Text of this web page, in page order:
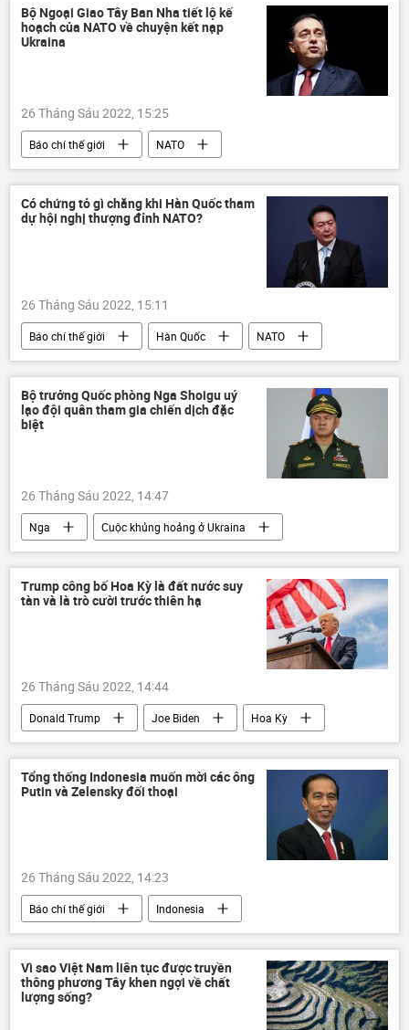
doanh nghiệp
Bộ Ngoại Giao Tây Ban Nha tiết lộ kế
hoạch của NATO về chuyện kết nạp
Ukraina
26 Tháng Sáu 2022, 15:25
Báo chí thế giới
NATO
Cuộc khủng hoảng ở Ukraina
gia nhập
Chính trị
phương Tây
Có chứng tỏ gì chăng khi Hàn Quốc tham
dự hội nghị thượng đỉnh NATO?
26 Tháng Sáu 2022, 15:11
Báo chí thế giới Hàn Quốc
NATO
tình báo
hội nghị thượng đỉnh NATO
Bộ trưởng Quốc phòng Nga Shoigu uý
lạo đội quân tham gia chiến dịch đặc
biệt
26 Tháng Sáu 2022, 14:47
Nga
Cuộc khủng hoảng ở Ukraina
Sergei Shoigu
lực lượng vũ trang Nga
Quân sự
Chiến dịch quân sự đặc biệt tại Ukraina
Trump công bố Hoa Kỳ là đất nước suy
tàn và là trò cười trước thiên hạ
26 Tháng Sáu 2022, 14:44
Donald Trump Joe Biden
Hoa Kỳ
Chính trị
Tổng thống Indonesia muốn mời các ông
Putin và Zelensky đối thoại
26 Tháng Sáu 2022, 14:23
Báo chí thế giới
Indonesia
Ukraina
Nga
Chính trị
Joko Widodo
Vladimir Putin
Vladimir Zelensky
Vì sao Việt Nam liên tục được truyền
thông phương Tây khen ngợi về chất
lượng sống?